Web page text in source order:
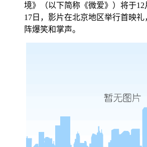
境》（以下简称《微爱》）将于12
17日，影片在北京地区举行首映
阵爆笑和掌声。